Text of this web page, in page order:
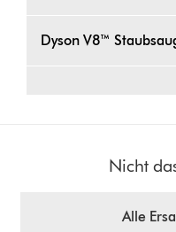
Dyson V8™
Nicht
Alle